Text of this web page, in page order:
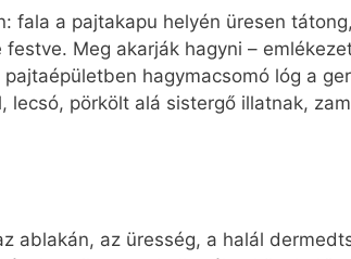
fala a pajtakapu helyén üresen
Meg akarják hagyni –
hagymacsomó lóg a
pörkölt alá sistergő illatnak,
ablakán, az üresség, a halál